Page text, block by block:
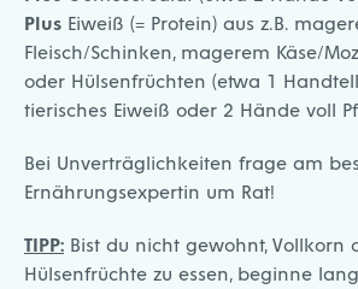
Plus Eiweiß (= Protein) aus z.B.
Fleisch/Schinken, magerem Käse/
oder Hülsenfrüchten (etwa 1
tierisches Eiweiß oder 2 Hände voll
Bei Unverträglichkeiten frage am
Ernährungsexpertin um Rat!
TIPP: Bist du nicht gewohnt, Vollkorn
Hülsenfrüchte zu essen, beginne